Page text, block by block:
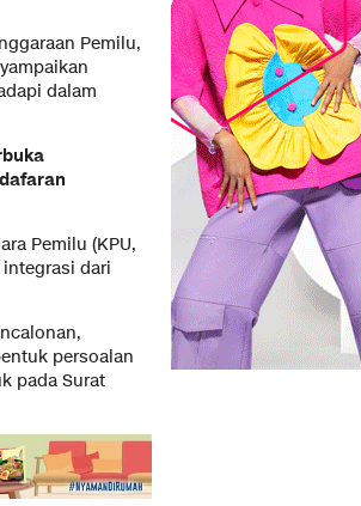
Pemilu,
dalam
Pemilu (KPU,
dari
persoalan
pada Surat